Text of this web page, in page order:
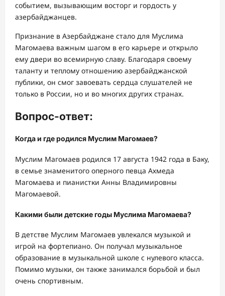
событием, вызывающим восторг и гордость у
азербайджанцев.
Признание в Азербайджане стало для Муслима
Магомаева важным шагом в его карьере и открыло
ему двери во всемирную славу. Благодаря своему
таланту и теплому отношению азербайджанской
публики, он смог завоевать сердца слушателей не
только в России, но и во многих других странах.
Вопрос-ответ:
Когда и где родился Муслим Магомаев?
Муслим Магомаев родился 17 августа 1942 года в Баку,
в семье знаменитого оперного певца Ахмеда
Магомаева и пианистки Анны Владимировны
Магомаевой.
Какими были детские годы Муслима Магомаева?
В детстве Муслим Магомаев увлекался музыкой и
игрой на фортепиано. Он получал музыкальное
образование в музыкальной школе с нулевого класса.
Помимо музыки, он также занимался борьбой и был
очень спортивным.